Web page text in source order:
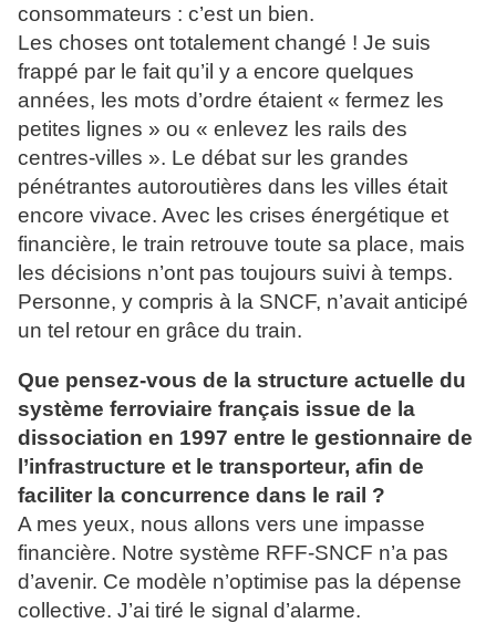
consommateurs : c’est un bien.
Les choses ont totalement changé ! Je suis
frappé par le fait qu’il y a encore quelques
années, les mots d’ordre étaient « fermez les
petites lignes » ou « enlevez les rails des
centres-villes ». Le débat sur les grandes
pénétrantes autoroutières dans les villes était
encore vivace. Avec les crises énergétique et
financière, le train retrouve toute sa place, mais
les décisions n’ont pas toujours suivi à temps.
Personne, y compris à la SNCF, n’avait anticipé
un tel retour en grâce du train.
Que pensez-vous de la structure actuelle du
système ferroviaire français issue de la
dissociation en 1997 entre le gestionnaire de
l’infrastructure et le transporteur, afin de
faciliter la concurrence dans le rail ?
A mes yeux, nous allons vers une impasse
financière. Notre système RFF-SNCF n’a pas
d’avenir. Ce modèle n’optimise pas la dépense
collective. J’ai tiré le signal d’alarme.